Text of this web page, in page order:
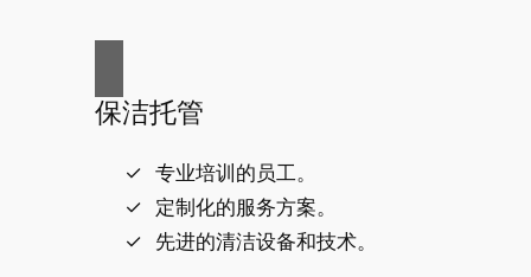
保洁托管
专业培训的员工。
定制化的服务方案。
先进的清洁设备和技术。